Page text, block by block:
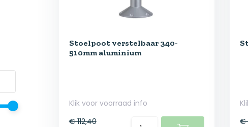
Stoelpoot verstelbaar 340-
510mm aluminium
Klik voor voorraad info
€ 112,40
€